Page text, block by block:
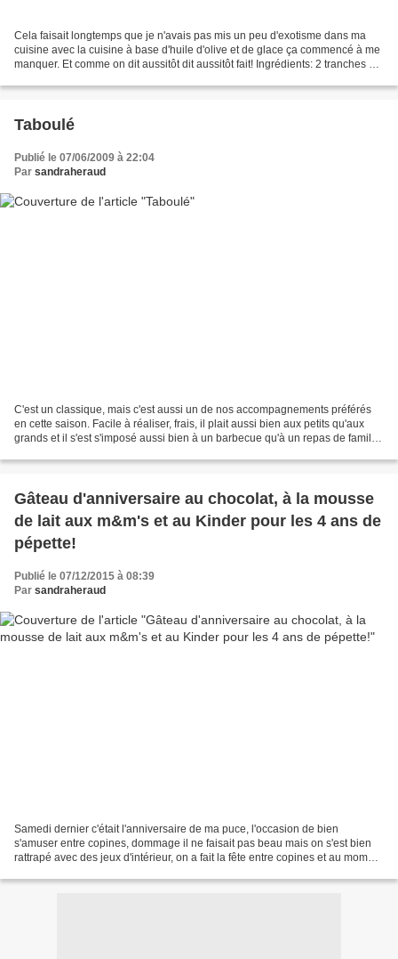
Cela faisait longtemps que je n'avais pas mis un peu d'exotisme dans ma
cuisine avec la cuisine à base d'huile d'olive et de glace ça commencé à me
manquer. Et comme on dit aussitôt dit aussitôt fait! Ingrédients: 2 tranches de
Taboulé
Publié le 07/06/2009 à 22:04
Par sandraheraud
C'est un classique, mais c'est aussi un de nos accompagnements préférés
en cette saison. Facile à réaliser, frais, il plait aussi bien aux petits qu'aux
grands et il s'est s'imposé aussi bien à un barbecue qu'à un repas de famille.
Gâteau d'anniversaire au chocolat, à la mousse
de lait aux m&m's et au Kinder pour les 4 ans de
pépette!
Publié le 07/12/2015 à 08:39
Par sandraheraud
Samedi dernier c'était l'anniversaire de ma puce, l'occasion de bien
s'amuser entre copines, dommage il ne faisait pas beau mais on s'est bien
rattrapé avec des jeux d'intérieur, on a fait la fête entre copines et au moment